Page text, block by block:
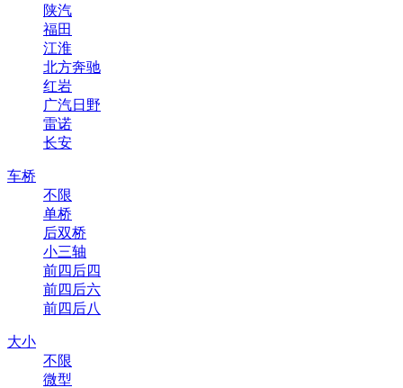
陕汽
福田
江淮
北方奔驰
红岩
广汽日野
雷诺
长安
车桥
不限
单桥
后双桥
小三轴
前四后四
前四后六
前四后八
大小
不限
微型